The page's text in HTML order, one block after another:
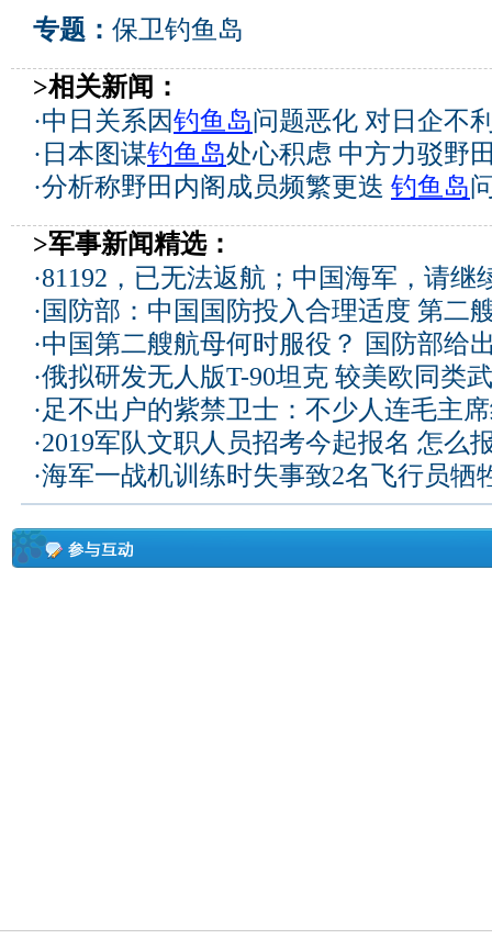
专题： 保卫钓鱼岛
>相关新闻：
·中日关系因钓鱼岛问题恶化 对日企不
· 日本图谋钓鱼岛处心积虑 中方力驳野
·分析称野田内阁成员频繁更迭 钓鱼岛
>军事新闻精选：
·81192，已无法返航；中国海军，请继
· 国防部：中国国防投入合理适度 第二
·中国第二艘航母何时服役？ 国防部给
·俄拟研发无人版T-90坦克 较美欧同类
·足不出户的紫禁卫士：不少人连毛主
·2019军队文职人员招考今起报名 怎么
·海军一战机训练时失事致2名飞行员牺